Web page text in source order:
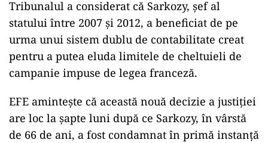
Tribunalul a considerat că Sarkozy, şef al
statului între 2007 şi 2012, a beneficiat de pe
urma unui sistem dublu de contabilitate creat
pentru a putea eluda limitele de cheltuieli de
campanie impuse de legea franceză.
EFE aminteşte că această nouă decizie a justiţiei
are loc la şapte luni după ce Sarkozy, în vârstă
de 66 de ani, a fost condamnat în primă instanţă